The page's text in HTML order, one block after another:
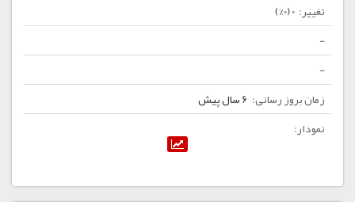
0 (0%)
-
-
6 سال پیش